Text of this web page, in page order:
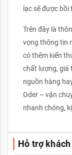
lạc sẽ được bồi
Trên đây là
vọng thông tin
có thêm kiến
chất lượng, giá
nguồn hàng
Oder – vận
nhanh chóng,
Hỗ trợ